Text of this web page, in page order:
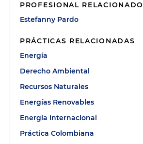
PROFESIONAL RELACIONADO
Estefanny Pardo
PRÁCTICAS RELACIONADAS
Energía
Derecho Ambiental
Recursos Naturales
Energías Renovables
Energía Internacional
Práctica Colombiana